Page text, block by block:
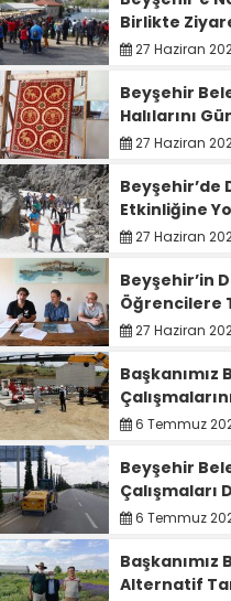
Birlikte
27 Haziran
Beyşehir
Halılarını
27 Haziran
Beyşehir’de
Etkinliğine
27 Haziran
Beyşehir’in
Öğrencilere
27 Haziran
Başkanımız
6 Temmuz
Beyşehir
Çalışmaları
6 Temmuz
Başkanımız
Alternatif